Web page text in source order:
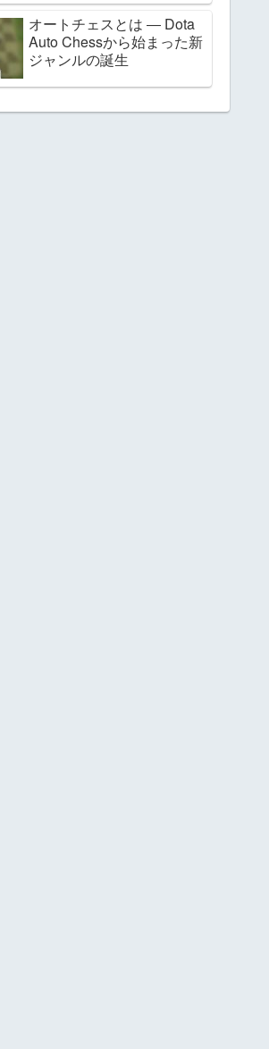
オートチェスとは ― Dota
Auto Chessから始まった新
ジャンルの誕生